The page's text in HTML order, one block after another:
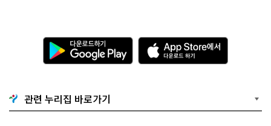
다
운
로
기
G
o
A
p
p
e
관련 누리집 바로가기